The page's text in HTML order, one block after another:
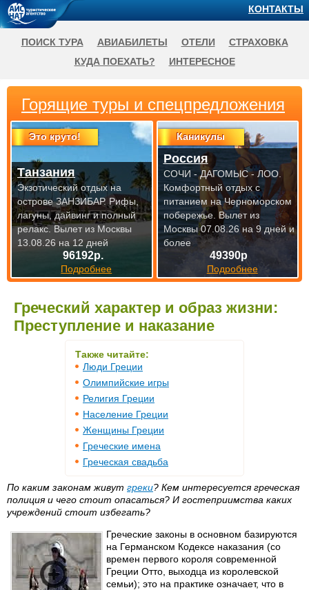
Греческий характер и образ жизни:
Преступление и наказание
Также читайте:
Люди Греции
Олимпийские игры
Религия Греции
Население Греции
Женщины Греции
Греческие имена
Греческая свадьба
По каким законам живут греки? Кем интересуется греческая
полиция и чего стоит опасаться? И гостеприимства каких
учреждений стоит избегать?
Греческие законы в основном базируются
на Германском Кодексе наказания (со
времен первого короля современной
Греции Отто, выходца из королевской
семьи); это на практике означает, что в
Горящие туры и спецпредложения
Это круто!
96192р.
Подробнее
Танзания
Экзотический отдых на
острове ЗАНЗИБАР. Рифы,
лагуны, дайвинг и полный
релакс.Вылет из Москвы
13.08.26 на 12 дней
Каникулы
49390р
Подробнее
Россия
СОЧИ - ДАГОМЫС - ЛОО.
Комфортный отдых с
питанием на Черноморском
побережье.Вылет из
Москвы 07.08.26 на 9 дней и
более
КОНТАКТЫ
ПОИСК ТУРА АВИАБИЛЕТЫ ОТЕЛИ
СТРАХОВКА
КУДА ПОЕХАТЬ?
ИНТЕРЕСНОЕ